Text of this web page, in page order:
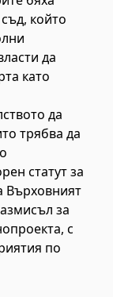
който
да
като
да
трябва да
статут за
Върховният
за
с
по